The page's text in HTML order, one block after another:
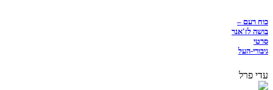
כוח רעם –
בושה לז'אנר
סרטי
גיבורי-העל
עדי פרל